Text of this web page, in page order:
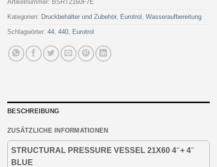
Artikelnummer: BSRT2160F7E
Kategorien: Druckbehälter und Zubehör, Eurotrol , Wasseraufbereitung
Schlagwörter: 44, 440, Eurotrol
BESCHREIBUNG
ZUSÄTZLICHE INFORMATIONEN
STRUCTURAL PRESSURE VESSEL 21X60 4 ̋ + 4 ̋
BLUE